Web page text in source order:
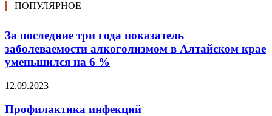
ПОПУЛЯРНОЕ
За последние три года показатель
заболеваемости алкоголизмом в Алтайском крае
уменьшился на 6 %
12.09.2023
Профилактика инфекций